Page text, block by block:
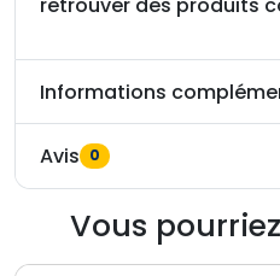
retrouver des produits
Informations
Avis 0
Vous